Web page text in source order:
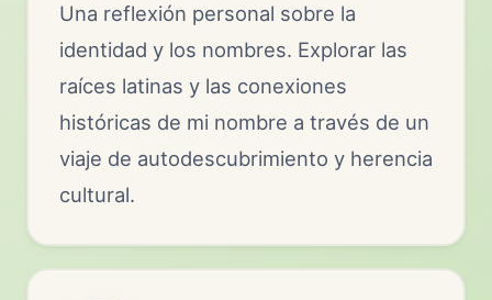
Una reflexión personal sobre la
identidad y los nombres. Explorar las
raíces latinas y las conexiones
históricas de mi nombre a través de un
viaje de autodescubrimiento y herencia
cultural.